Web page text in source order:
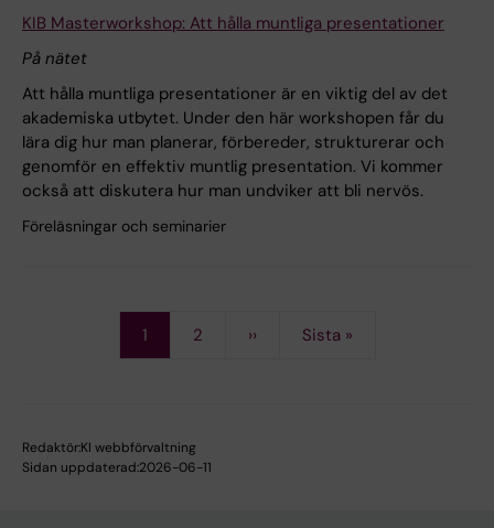
KIB Masterworkshop: Att hålla muntliga presentationer
På nätet
Att hålla muntliga presentationer är en viktig del av det
akademiska utbytet. Under den här workshopen får du
lära dig hur man planerar, förbereder, strukturerar och
genomför en effektiv muntlig presentation. Vi kommer
också att diskutera hur man undviker att bli nervös.
Föreläsningar och seminarier
Current
page
1 Page
2
Next
››
Last
Sista »
Redaktör:KI webbförvaltning
Sidan uppdaterad:2026-06-11